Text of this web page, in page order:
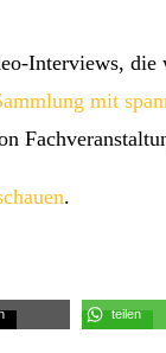
Interviews, die
mit
.
teilen